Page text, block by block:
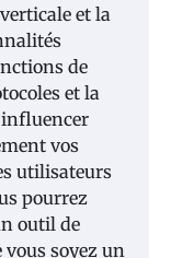
et la
de
et la
vos
utilisateurs
pourrez
outil de
soyez un